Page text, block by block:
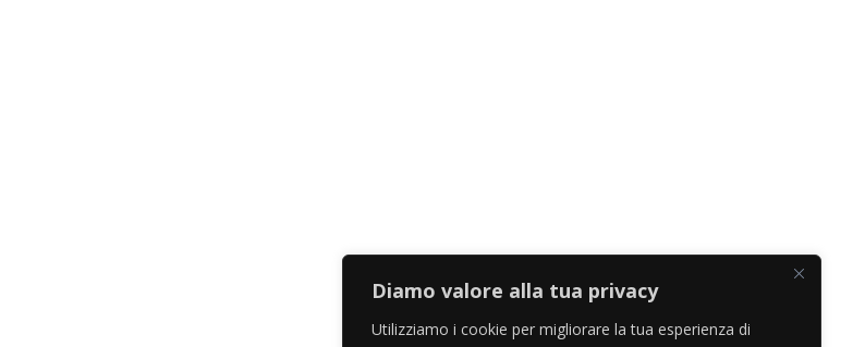
Diamo valore alla tua privacy
Utilizziamo i cookie per migliorare la tua esperienza di